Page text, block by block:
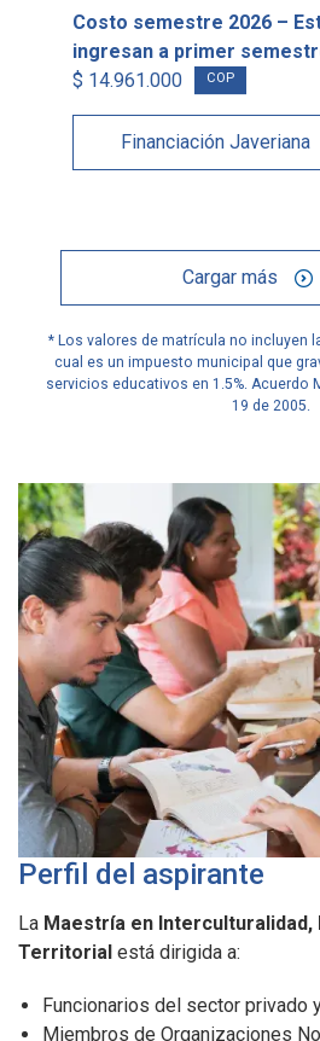
Costo semestre 2026 –
ingresan a primer
$ 14.961.000
COP
Financiación Javeriana
Cargar más
* Los valores de matrícula no incluyen
cual es un impuesto municipal que
servicios educativos en 1.5%. Acuerdo
19 de 2005.
Perfil del aspirante
La Maestría en Interculturalidad,
Territorial está dirigida a:
Funcionarios del sector privado
Miembros de Organizaciones